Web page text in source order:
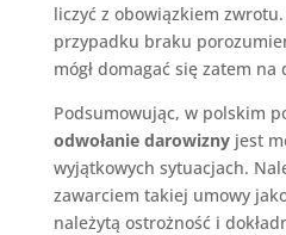
liczyć z obowiązkiem
przypadku braku
mógł domagać się zatem na
Podsumowując, w polskim
odwołanie darowiznyjest
wyjątkowych sytuacjach.
zawarciem takiej umowy
należytą ostrożność i